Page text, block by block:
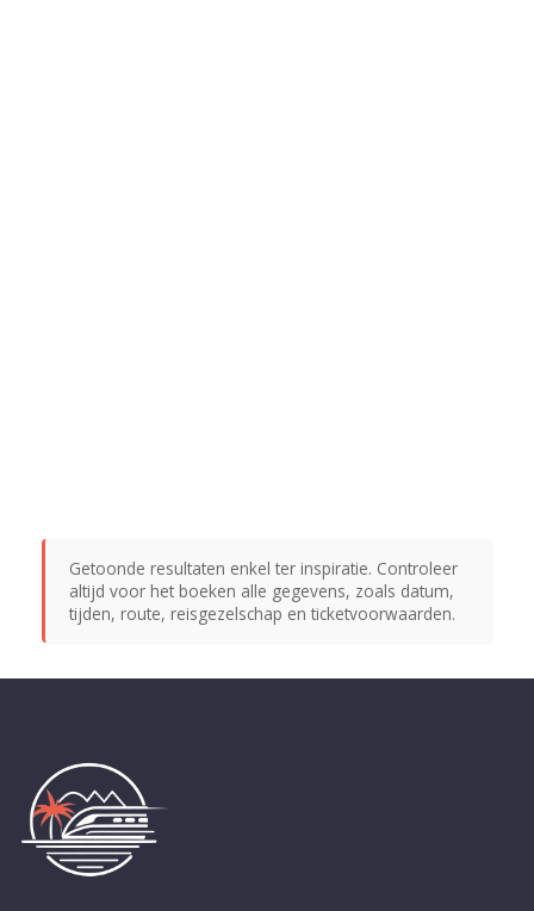
Getoonde resultaten enkel ter inspiratie. Controleer
altijd voor het boeken alle gegevens, zoals datum,
tijden, route, reisgezelschap en ticketvoorwaarden.